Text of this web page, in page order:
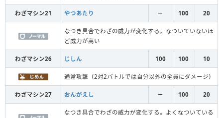
わざマシン21 やつあたり － 100 20
なつき具合でわざの威力が変化する。なついていないほ
ど威力が高い
わざマシン26 じしん 100 100 10
通常攻撃（2対2バトルでは自分以外の全員にダメージ）
わざマシン27 おんがえし － 100 20
なつき具合でわざの威力が変化する。よくなついている